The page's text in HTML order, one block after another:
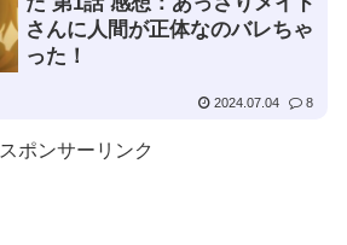
さんに人間が正体なのバレちゃ
った！
2024.07.04 8
スポンサーリンク